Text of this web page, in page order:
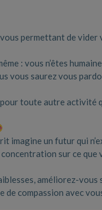
permettant de
: vous n’êtes humaine
vous saurez vous
toute autre activité
imagine un futur qui
sur ce
améliorez-vous
compassion avec